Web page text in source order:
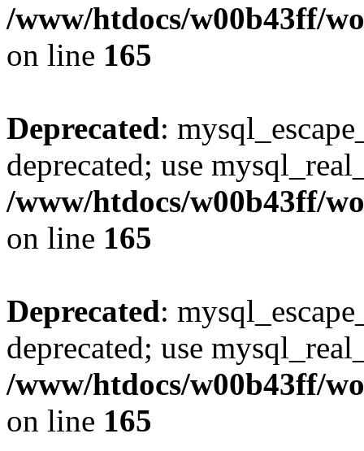
/www/htdocs/w00b43ff/
on line 165
Deprecated:
deprecated; use
/www/htdocs/w00b43ff/
on line 165
Deprecated:
deprecated; use
/www/htdocs/w00b43ff/
on line 165